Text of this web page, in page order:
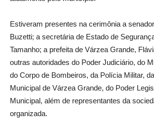
Estiveram presentes na cerimônia a
Buzetti; a secretária de Estado de
Tamanho; a prefeita de Várzea Grande,
outras autoridades do Poder Judiciário, do
do Corpo de Bombeiros, da Polícia Militar,
Municipal de Várzea Grande, do Poder
Municipal, além de representantes da
organizada.